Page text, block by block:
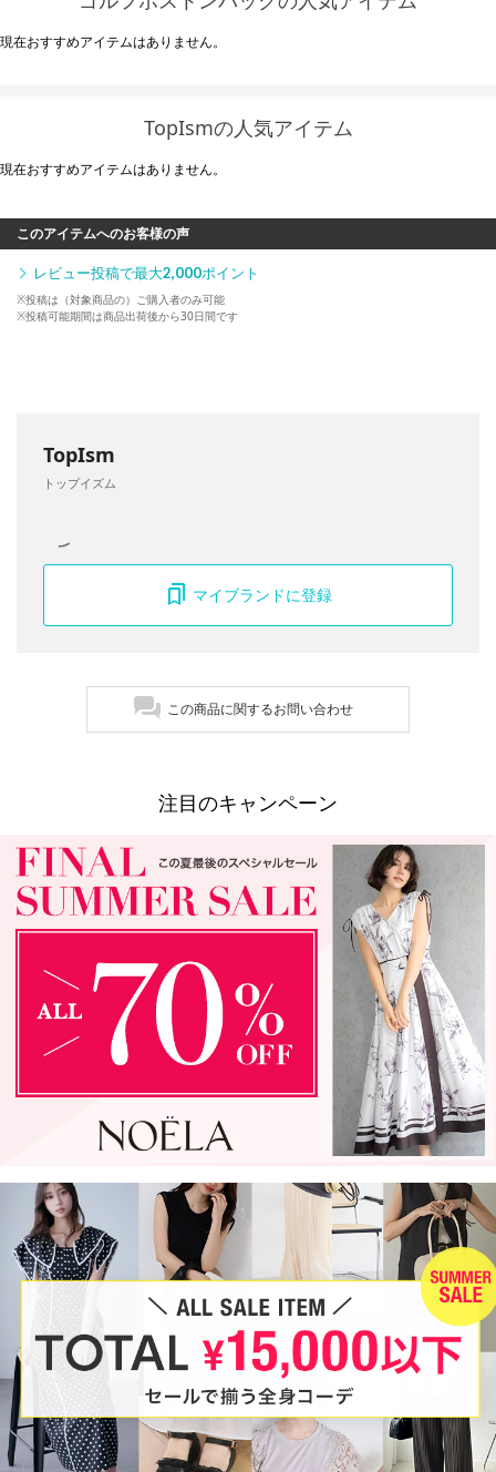
現在おすすめアイテムはありません。
TopIsmの人気アイテム
現在おすすめアイテムはありません。
このアイテムへのお客様の声
レビュー投稿で最大2,000ポイント
※投稿は（対象商品の）ご購入者のみ可能
※投稿可能期間は商品出荷後から30日間です
TopIsm
トップイズム
マイブランドに登録
この商品に関するお問い合わせ
注目のキャンペーン